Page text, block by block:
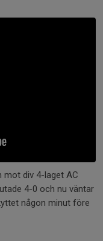
mot div 4-laget AC
4-0 och nu väntar
någon minut före